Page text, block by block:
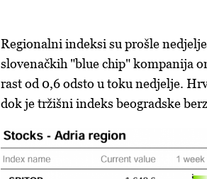
Regionalni indeksi su prošle
slovenačkih "blue chip" kompanija
rast od 0,6 odsto u toku nedjelje.
dok je tržišni indeks beogradske